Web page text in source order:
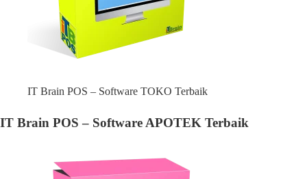
IT Brain POS – Software TOKO Terbaik
IT Brain POS – Software APOTEK Terbaik